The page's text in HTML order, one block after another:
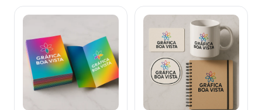
Este
produto
tem
várias
variantes.
Este
produto
tem
várias
variantes.